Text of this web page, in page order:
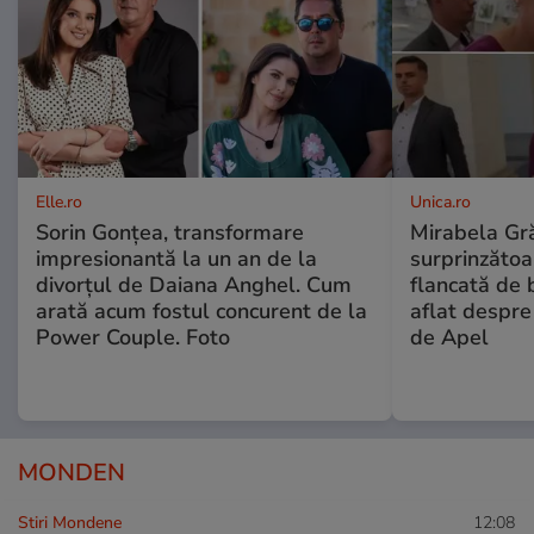
Elle.ro
Sorin Gonțea, transformare
impresionantă la un an de la
divorțul de Daiana Anghel. Cum
arată acum fostul concurent de la
Power Couple. Foto
Unica.ro
Mirabela
flancată de
aflat
de Apel
MONDEN
Stiri Mondene 12:08